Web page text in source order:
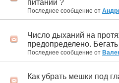
питании ?
Последнее сообщение от
Число дыханий на
предопределено.
Последнее сообщение от
Как убрать мешки под